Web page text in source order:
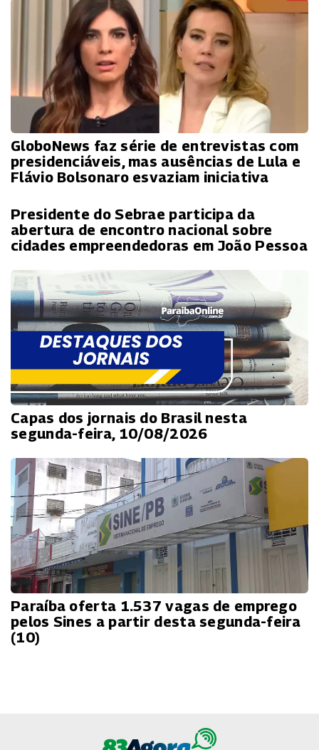
GloboNews faz série de entrevistas com
presidenciáveis, mas ausências de Lula e
Flávio Bolsonaro esvaziam iniciativa
Presidente do Sebrae participa da
abertura de encontro nacional sobre
cidades empreendedoras em João Pessoa
Capas dos jornais do Brasil nesta
segunda-feira, 10/08/2026
Paraíba oferta 1.537 vagas de emprego
pelos Sines a partir desta segunda-feira
(10)